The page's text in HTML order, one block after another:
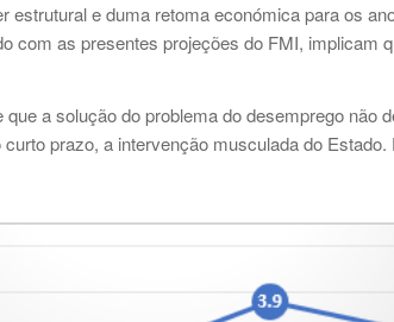
estrutural e duma retoma económica para os
com as presentes projeções do FMI, implicam
a solução do problema do desemprego não
prazo, a intervenção musculada do